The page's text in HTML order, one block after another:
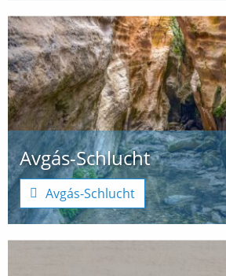
Avgás-Schlucht
Avgás-Schlucht